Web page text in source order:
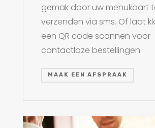
gemak door uw menukaart
verzenden via sms. Of laat
een QR code scannen voor
contactloze bestellingen.
MAAK EEN AFSPRAAK